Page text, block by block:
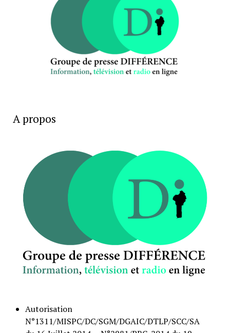
A propos
Autorisation
N°1311/MISPC/DC/SGM/DGAIC/DTLP/SCC/SA